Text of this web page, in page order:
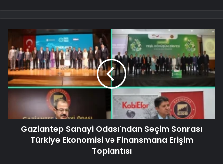
Gaziantep Sanayi Odası'ndan Seçim Sonrası
Türkiye Ekonomisi ve Finansmana Erişim
Toplantısı